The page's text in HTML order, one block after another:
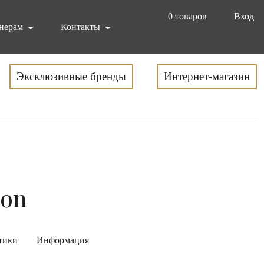
0 товаров
Вход
Контакты
Эксклюзивные бренды Интернет-магазин
Информация